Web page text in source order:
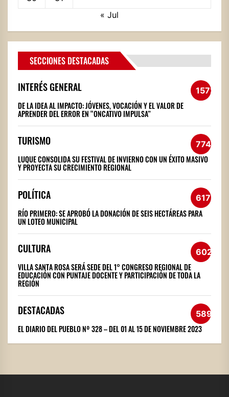
« Jul
SECCIONES DESTACADAS
INTERÉS GENERAL 1572
DE LA IDEA AL IMPACTO: JÓVENES, VOCACIÓN Y EL VALOR DE
APRENDER DEL ERROR EN “ONCATIVO IMPULSA”
TURISMO 774
LUQUE CONSOLIDA SU FESTIVAL DE INVIERNO CON UN ÉXITO MASIVO
Y PROYECTA SU CRECIMIENTO REGIONAL
POLÍTICA 617
RÍO PRIMERO: SE APROBÓ LA DONACIÓN DE SEIS HECTÁREAS PARA
UN LOTEO MUNICIPAL
CULTURA 602
VILLA SANTA ROSA SERÁ SEDE DEL 1° CONGRESO REGIONAL DE
EDUCACIÓN CON PUNTAJE DOCENTE Y PARTICIPACIÓN DE TODA LA
REGIÓN
DESTACADAS 589
EL DIARIO DEL PUEBLO Nº 328 – DEL 01 AL 15 DE NOVIEMBRE 2023